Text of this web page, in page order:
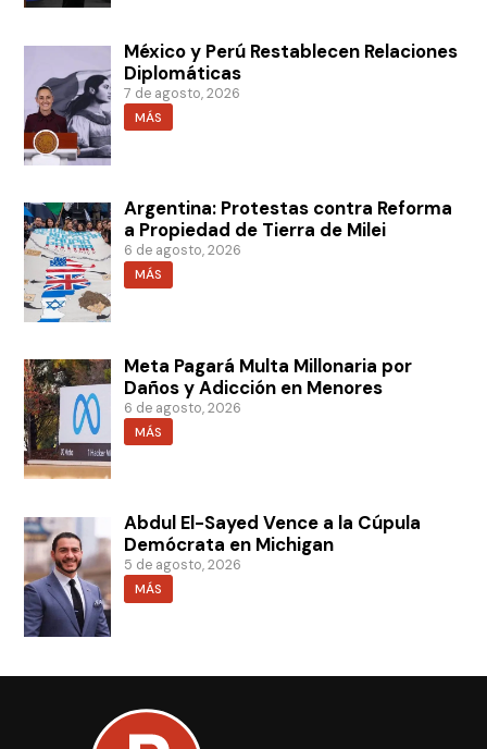
México y Perú Restablecen Relaciones
Diplomáticas
7 de agosto, 2026
MÁS
Argentina: Protestas contra Reforma
a Propiedad de Tierra de Milei
6 de agosto, 2026
MÁS
Meta Pagará Multa Millonaria por
Daños y Adicción en Menores
6 de agosto, 2026
MÁS
Abdul El-Sayed Vence a la Cúpula
Demócrata en Michigan
5 de agosto, 2026
MÁS